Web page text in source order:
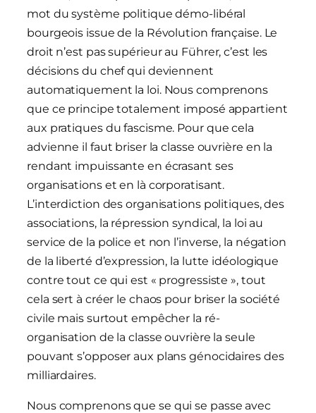
mot du système politique démo-libéral
bourgeois issue de la Révolution française. Le
droit n’est pas supérieur au Führer, c’est les
décisions du chef qui deviennent
automatiquement la loi. Nous comprenons
que ce principe totalement imposé appartient
aux pratiques du fascisme. Pour que cela
advienne il faut briser la classe ouvrière en la
rendant impuissante en écrasant ses
organisations et en là corporatisant.
L’interdiction des organisations politiques, des
associations, la répression syndical, la loi au
service de la police et non l’inverse, la négation
de la liberté d’expression, la lutte idéologique
contre tout ce qui est « progressiste », tout
cela sert à créer le chaos pour briser la société
civile mais surtout empêcher la ré-
organisation de la classe ouvrière la seule
pouvant s’opposer aux plans génocidaires des
milliardaires.
Nous comprenons que se qui se passe avec